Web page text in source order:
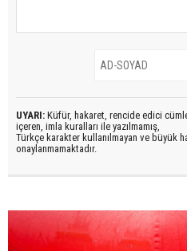
UYARI: Küfür, hakaret, rencide edici
içeren, imla kuralları ile yazılmamış,
Türkçe karakter kullanılmayan ve büyük
onaylanmamaktadır.